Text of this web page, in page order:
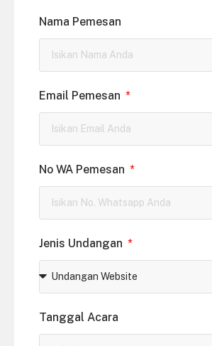
Nama Pemesan
Email Pemesan
No WA Pemesan
Jenis Undangan
Tanggal Acara